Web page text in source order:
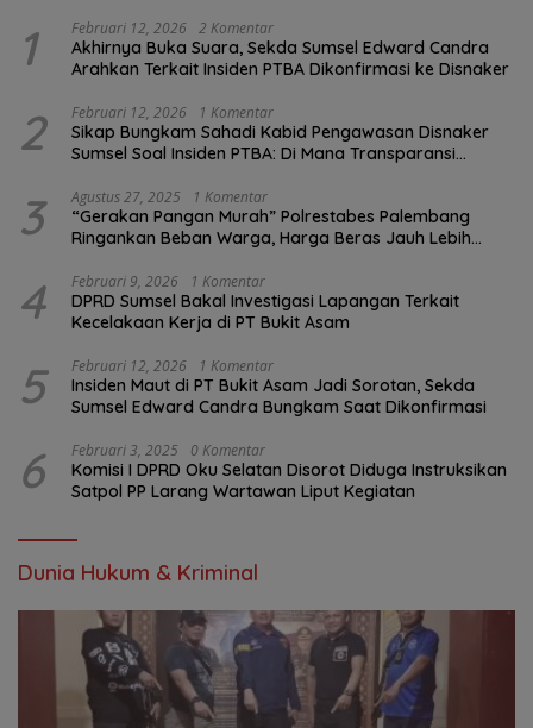
1 Februari 12, 2026 2 Komentar
Akhirnya Buka Suara, Sekda Sumsel Edward Candra
Arahkan Terkait Insiden PTBA Dikonfirmasi ke Disnaker
2 Februari 12, 2026 1 Komentar
Sikap Bungkam Sahadi Kabid Pengawasan Disnaker
Sumsel Soal Insiden PTBA: Di Mana Transparansi
3 Agustus 27, 2025 1 Komentar
“Gerakan Pangan Murah” Polrestabes Palembang
Ringankan Beban Warga, Harga Beras Jauh Lebih
4 Februari 9, 2026 1 Komentar
DPRD Sumsel Bakal Investigasi Lapangan Terkait
Kecelakaan Kerja di PT Bukit Asam
5 Februari 12, 2026 1 Komentar
Insiden Maut di PT Bukit Asam Jadi Sorotan, Sekda
Sumsel Edward Candra Bungkam Saat Dikonfirmasi
6 Februari 3, 2025 0 Komentar
Komisi I DPRD Oku Selatan Disorot Diduga Instruksikan
Satpol PP Larang Wartawan Liput Kegiatan
Dunia Hukum & Kriminal